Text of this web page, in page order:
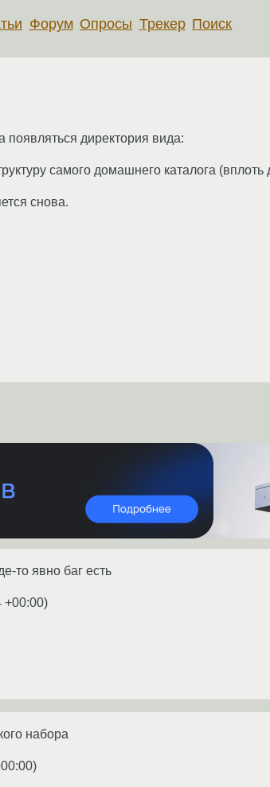
Форум Опросы Трекер Поиск
появляться директория вида:
самого домашнего каталога (вплоть
снова.
то явно баг есть
+00:00)
набора
)